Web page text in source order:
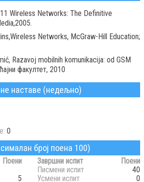
Wireless Networks: The Definitive
Networks, McGraw-Hill Education;
Razavoj mobilnih komunikacija: od GSM
факултет, 2010
наставе (недељно)
0
број поена 100)
Поени
5
Завршни испит
Поени
Писмени испит
40
Усмени испит
0